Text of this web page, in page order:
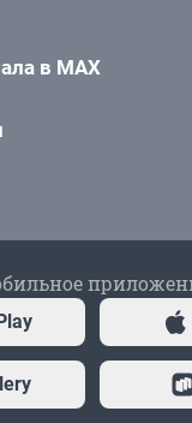
в MAX